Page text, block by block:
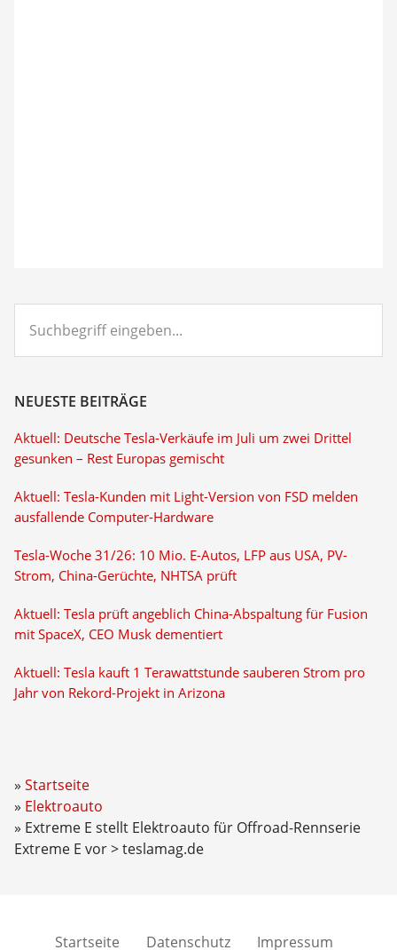
eingeben...
NEUESTE BEITRÄGE
Aktuell: Deutsche Tesla-Verkäufe im Juli um zwei Drittel
gesunken – Rest Europas gemischt
Aktuell: Tesla-Kunden mit Light-Version von FSD melden
ausfallende Computer-Hardware
Tesla-Woche 31/26: 10 Mio. E-Autos, LFP aus USA, PV-
Strom, China-Gerüchte, NHTSA prüft
Aktuell: Tesla prüft angeblich China-Abspaltung für Fusion
mit SpaceX, CEO Musk dementiert
Aktuell: Tesla kauft 1 Terawattstunde sauberen Strom pro
Jahr von Rekord-Projekt in Arizona
Startseite
Elektroauto
Extreme E stellt Elektroauto für Offroad-Rennserie
Extreme E vor > teslamag.de
Startseite Datenschutz Impressum